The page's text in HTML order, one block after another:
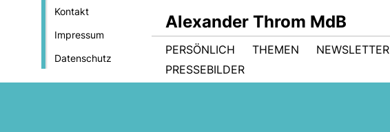
Kontakt
Impressum
Datenschutz
Alexander Throm MdB
PERSÖNLICH THEMEN NEWSLETTER
PRESSEBILDER